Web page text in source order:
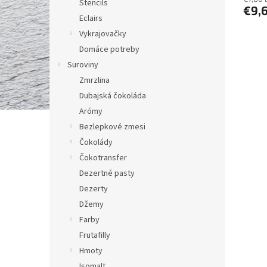
Stencils
Eclairs
Vykrajovačky
Domáce potreby
Suroviny
Zmrzlina
Dubajská čokoláda
Arómy
Bezlepkové zmesi
Čokolády
Čokotransfer
Dezertné pasty
Dezerty
Džemy
Farby
Frutafilly
Hmoty